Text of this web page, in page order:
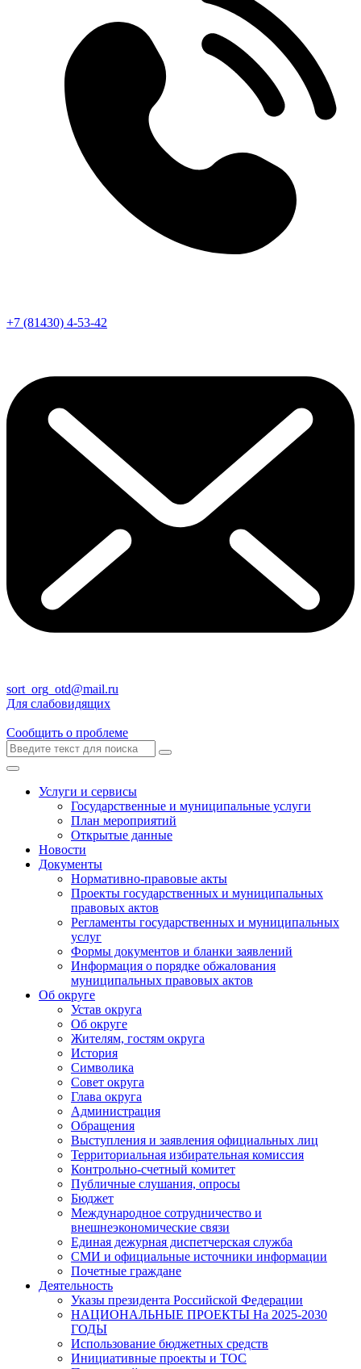
+7 (81430) 4-53-42
sort_org_otd@mail.ru
Для слабовидящих
Сообщить о проблеме
Услуги и сервисы
Государственные и муниципальные услуги
План мероприятий
Открытые данные
Новости
Документы
Нормативно-правовые акты
Проекты государственных и муниципальных
правовых актов
Регламенты государственных и муниципальных
услуг
Формы документов и бланки заявлений
Информация о порядке обжалования
муниципальных правовых актов
Об округе
Устав округа
Об округе
Жителям, гостям округа
История
Символика
Совет округа
Глава округа
Администрация
Обращения
Выступления и заявления официальных лиц
Территориальная избирательная комиссия
Контрольно-счетный комитет
Публичные слушания, опросы
Бюджет
Международное сотрудничество и
внешнеэкономические связи
Единая дежурная диспетчерская служба
СМИ и официальные источники информации
Почетные граждане
Деятельность
Указы президента Российской Федерации
НАЦИОНАЛЬНЫЕ ПРОЕКТЫ На 2025-2030
ГОДЫ
Использование бюджетных средств
Инициативные проекты и ТОС